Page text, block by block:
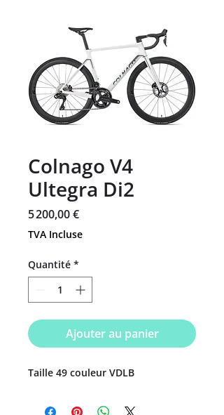
Colnago V4
Ultegra Di2
5 200,00 €Prix
TVA Incluse
Quantité *
Ajouter au panier
Taille 49 couleur VDLB